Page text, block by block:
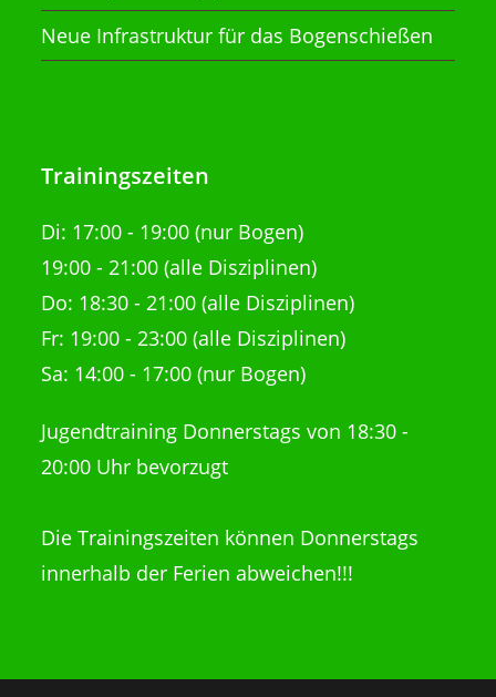
Neue Infrastruktur für das Bogenschießen
Trainingszeiten
Di: 17:00 - 19:00 (nur Bogen)
19:00 - 21:00 (alle Disziplinen)
Do: 18:30 - 21:00 (alle Disziplinen)
Fr: 19:00 - 23:00 (alle Disziplinen)
Sa: 14:00 - 17:00 (nur Bogen)
Jugendtraining Donnerstags von 18:30 -
20:00 Uhr bevorzugt
Die Trainingszeiten können Donnerstags
innerhalb der Ferien abweichen!!!